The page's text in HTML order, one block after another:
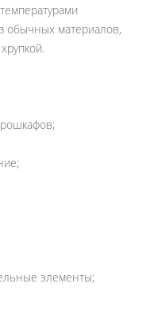
обычных материалов,
элементы;